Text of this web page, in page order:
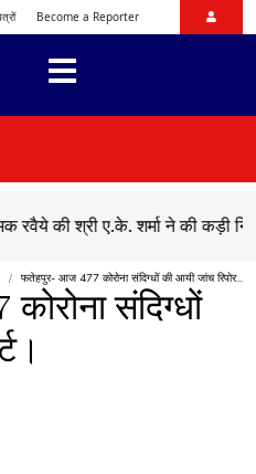
Become a Reporter
श्री ए.के. शर्मा ने की कड़ी निंदा ●
फतेहपुर- आज 477 कोरोना संदिग्धों की आयी जांच रिपोर...
संदिग्धों